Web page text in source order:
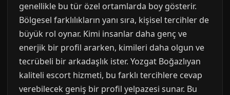
genellikle bu tür özel ortamlarda boy gösterir.
Bölgesel farklılıkların yanı sıra, kişisel tercihler de
büyük rol oynar. Kimi insanlar daha genç ve
enerjik bir profil ararken, kimileri daha olgun ve
tecrübeli bir arkadaşlık ister. Yozgat Boğazlıyan
kaliteli escort hizmeti, bu farklı tercihlere cevap
verebilecek geniş bir profil yelpazesi sunar. Bu